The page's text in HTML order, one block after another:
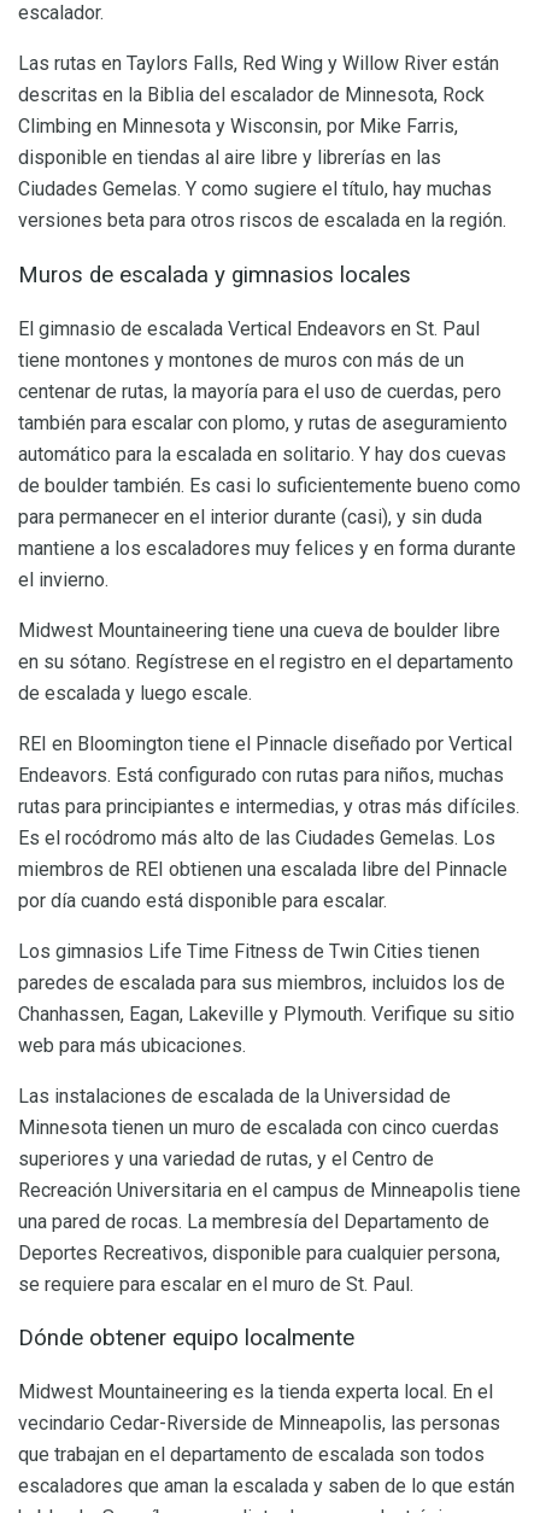
escalador.
Las rutas en Taylors Falls, Red Wing y Willow River están
descritas en la Biblia del escalador de Minnesota, Rock
Climbing en Minnesota y Wisconsin, por Mike Farris,
disponible en tiendas al aire libre y librerías en las
Ciudades Gemelas. Y como sugiere el título, hay muchas
versiones beta para otros riscos de escalada en la región.
Muros de escalada y gimnasios locales
El gimnasio de escalada Vertical Endeavors en St. Paul
tiene montones y montones de muros con más de un
centenar de rutas, la mayoría para el uso de cuerdas, pero
también para escalar con plomo, y rutas de aseguramiento
automático para la escalada en solitario. Y hay dos cuevas
de boulder también. Es casi lo suficientemente bueno como
para permanecer en el interior durante (casi), y sin duda
mantiene a los escaladores muy felices y en forma durante
el invierno.
Midwest Mountaineering tiene una cueva de boulder libre
en su sótano. Regístrese en el registro en el departamento
de escalada y luego escale.
REI en Bloomington tiene el Pinnacle diseñado por Vertical
Endeavors. Está configurado con rutas para niños, muchas
rutas para principiantes e intermedias, y otras más difíciles.
Es el rocódromo más alto de las Ciudades Gemelas. Los
miembros de REI obtienen una escalada libre del Pinnacle
por día cuando está disponible para escalar.
Los gimnasios Life Time Fitness de Twin Cities tienen
paredes de escalada para sus miembros, incluidos los de
Chanhassen, Eagan, Lakeville y Plymouth. Verifique su sitio
web para más ubicaciones.
Las instalaciones de escalada de la Universidad de
Minnesota tienen un muro de escalada con cinco cuerdas
superiores y una variedad de rutas, y el Centro de
Recreación Universitaria en el campus de Minneapolis tiene
una pared de rocas. La membresía del Departamento de
Deportes Recreativos, disponible para cualquier persona,
se requiere para escalar en el muro de St. Paul.
Dónde obtener equipo localmente
Midwest Mountaineering es la tienda experta local. En el
vecindario Cedar-Riverside de Minneapolis, las personas
que trabajan en el departamento de escalada son todos
escaladores que aman la escalada y saben de lo que están